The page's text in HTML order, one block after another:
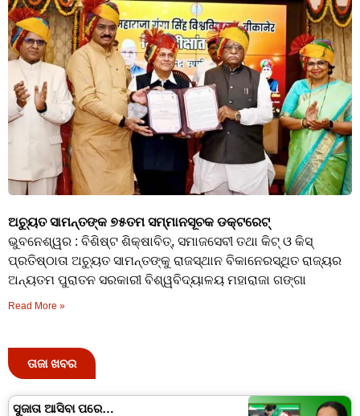
ଅଚ୍ୟୁତ ସାମନ୍ତଙ୍କ ୭୫ତମ ସମ୍ମାନସୂଚକ ଡକ୍ଟରେଟ୍‌
ଭୁବନେଶ୍ୱର : ବିଶିଷ୍ଟ ଶିକ୍ଷାବିତ୍‌, ସମାଜସେବୀ ତଥା କିଟ୍ ଓ କିସ୍
ପ୍ରତିଷ୍ଠାତା ଅଚ୍ୟୁତ ସାମନ୍ତଙ୍କୁ ରାଜସ୍ଥାନ ବିକାନେରସ୍ଥିତ ରାଜ୍ୟର
ଅନ୍ୟତମ ପୁରାତନ ସରକାରୀ ବିଶ୍ୱବିଦ୍ୟାଳୟ ମହାରାଜା ଗଙ୍ଗା
Read More »
ତାଜା ଖବର
ସୁଜାତା ଆସିବା ପରେ…